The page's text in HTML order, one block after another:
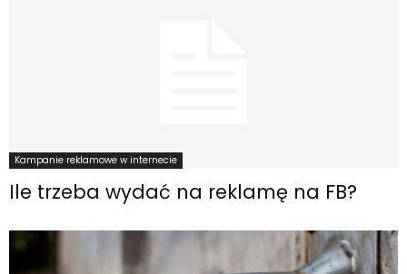
Kampanie reklamowe w internecie
Ile trzeba wydać na reklamę na FB?